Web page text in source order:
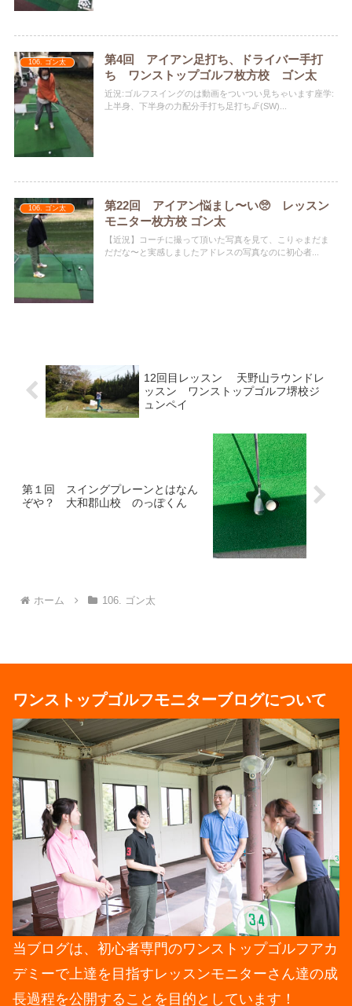
106. ゴン太
第4回 アイアン足打ち、ドライバー手打
ち ワンストップゴルフ枚方校 ゴン太
近況:ゴルフスイングのは動画をついつい見ちゃいます座学:
上半身、下半身の力配分手打ち足打ち🦵(SW)...
106. ゴン太
第22回 アイアン悩まし〜い🥺 レッスン
モニター枚方校 ゴン太
【近況】コーチに撮って頂いた写真を見て、こりゃまだま
だだな〜と実感しましたアドレスの写真なのに初心者...
12回目レッスン 天野山ラウンドレ
ッスン ワンストップゴルフ堺校ジ
ュンペイ
第１回 スイングプレーンとはなん
ぞや？ 大和郡山校 のっぽくん
ホーム 106. ゴン太
ワンストップゴルフモニターブログについて
当ブログは、初心者専門のワンストップゴルフアカ
デミーで上達を目指すレッスンモニターさん達の成
長過程を公開することを目的としています！